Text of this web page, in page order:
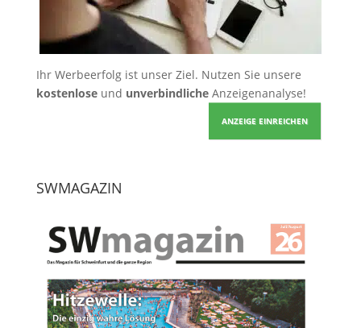
Ihr Werbeerfolg ist unser Ziel. Nutzen Sie unsere
kostenloseund unverbindlicheAnzeigenanalyse!
ANZEIGE EINREICHEN
SWMAGAZIN